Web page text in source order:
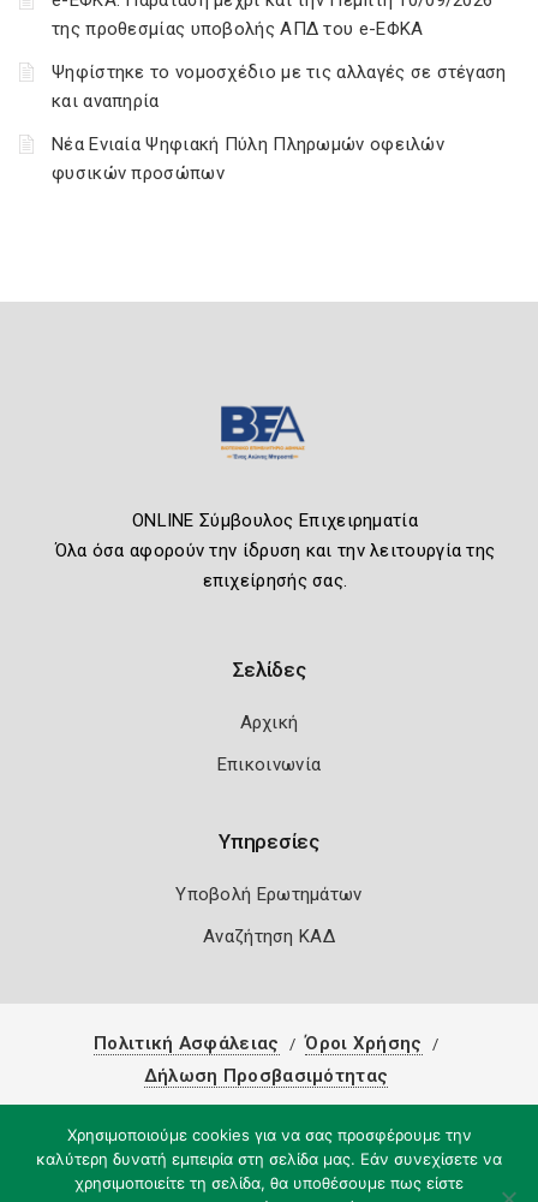
της προθεσμίας υποβολής ΑΠΔ του e-ΕΦΚΑ
Ψηφίστηκε το νομοσχέδιο με τις αλλαγές σε στέγαση
και αναπηρία
Νέα Ενιαία Ψηφιακή Πύλη Πληρωμών οφειλών
φυσικών προσώπων
ONLINE Σύμβουλος Επιχειρηματία
Όλα όσα αφορούν την ίδρυση και την λειτουργία της
επιχείρησής σας.
Σελίδες
Αρχική
Επικοινωνία
Υπηρεσίες
Υποβολή Ερωτημάτων
Αναζήτηση ΚΑΔ
Πολιτική Ασφάλειας
Όροι Χρήσης
Δήλωση Προσβασιμότητας
Χρησιμοποιούμε cookies για να σας προσφέρουμε την
καλύτερη δυνατή εμπειρία στη σελίδα μας. Εάν συνεχίσετε να
χρησιμοποιείτε τη σελίδα, θα υποθέσουμε πως είστε